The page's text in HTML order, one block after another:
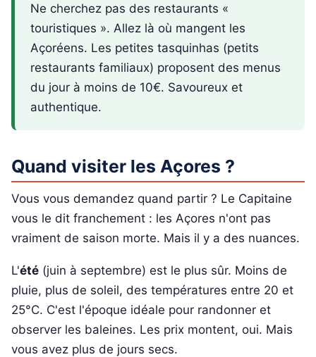
Ne cherchez pas des restaurants «
touristiques ». Allez là où mangent les
Açoréens. Les petites tasquinhas (petits
restaurants familiaux) proposent des menus
du jour à moins de 10€. Savoureux et
authentique.
Quand visiter les Açores ?
Vous vous demandez quand partir ? Le Capitaine
vous le dit franchement : les Açores n'ont pas
vraiment de saison morte. Mais il y a des nuances.
L'été (juin à septembre) est le plus sûr. Moins de
pluie, plus de soleil, des températures entre 20 et
25°C. C'est l'époque idéale pour randonner et
observer les baleines. Les prix montent, oui. Mais
vous avez plus de jours secs.